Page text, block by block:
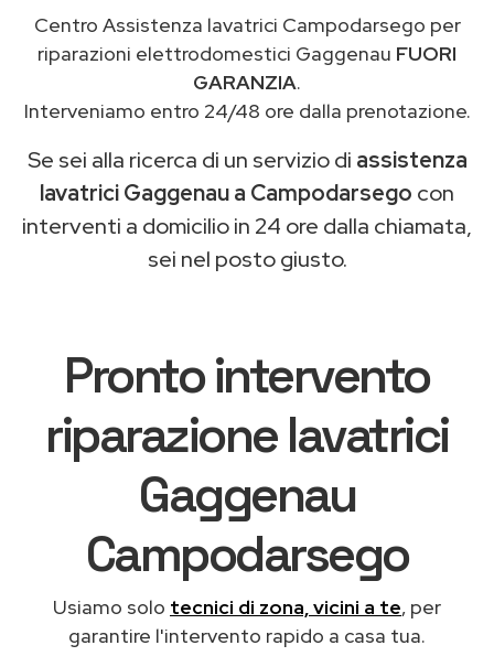
Centro Assistenza lavatrici Campodarsego per
riparazioni elettrodomestici Gaggenau FUORI
GARANZIA.
Interveniamo entro 24/48 ore dalla prenotazione.
Se sei alla ricerca di un servizio di assistenza
lavatrici Gaggenau a Campodarsego con
interventi a domicilio in 24 ore dalla chiamata,
sei nel posto giusto.
Pronto intervento
riparazione lavatrici
Gaggenau
Campodarsego
Usiamo solo tecnici di zona, vicini a te, per
garantire l'intervento rapido a casa tua.